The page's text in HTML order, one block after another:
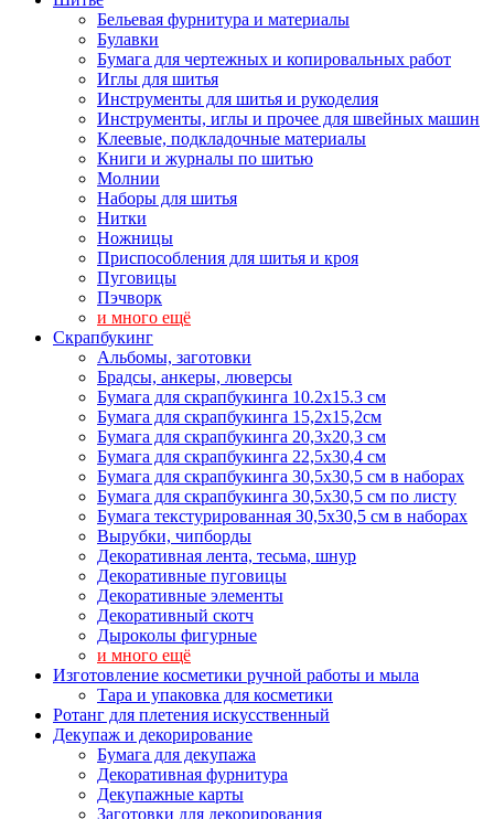
Бельевая фурнитура и материалы
Булавки
Бумага для чертежных и копировальных работ
Иглы для шитья
Инструменты для шитья и рукоделия
Инструменты, иглы и прочее для швейных машин
Клеевые, подкладочные материалы
Книги и журналы по шитью
Молнии
Наборы для шитья
Нитки
Ножницы
Приспособления для шитья и кроя
Пуговицы
Пэчворк
и много ещё
Скрапбукинг
Альбомы, заготовки
Брадсы, анкеры, люверсы
Бумага для скрапбукинга 10.2х15.3 см
Бумага для скрапбукинга 15,2х15,2см
Бумага для скрапбукинга 20,3х20,3 см
Бумага для скрапбукинга 22,5х30,4 см
Бумага для скрапбукинга 30,5х30,5 см в наборах
Бумага для скрапбукинга 30,5х30,5 см по листу
Бумага текстурированная 30,5х30,5 см в наборах
Вырубки, чипборды
Декоративная лента, тесьма, шнур
Декоративные пуговицы
Декоративные элементы
Декоративный скотч
Дыроколы фигурные
и много ещё
Изготовление косметики ручной работы и мыла
Тара и упаковка для косметики
Ротанг для плетения искусственный
Декупаж и декорирование
Бумага для декупажа
Декоративная фурнитура
Декупажные карты
Заготовки для декорирования